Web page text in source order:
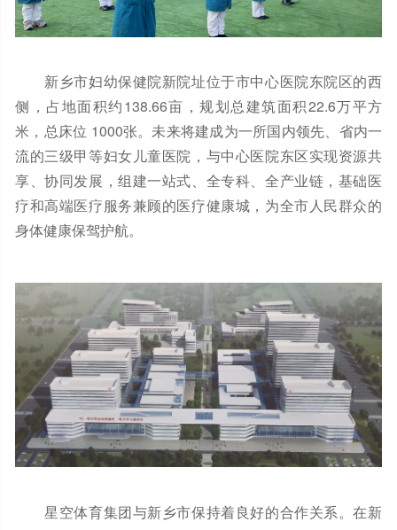
新乡市妇幼保健院新院址位于市中心医院东院区的西
侧，占地面积约138.66亩，规划总建筑面积22.6万平方
米，总床位 1000张。未来将建成为一所国内领先、省内一
流的三级甲等妇女儿童医院，与中心医院东区实现资源共
享、协同发展，组建一站式、全专科、全产业链，基础医
疗和高端医疗服务兼顾的医疗健康城，为全市人民群众的
身体健康保驾护航。
星空体育集团与新乡市保持着良好的合作关系。在新